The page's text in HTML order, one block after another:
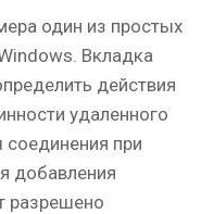
один из простых
Вкладка
действия
удаленного
при
добавления
разрешено